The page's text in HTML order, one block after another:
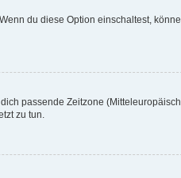
du diese Option einschaltest,
passende Zeitzone
zu tun.